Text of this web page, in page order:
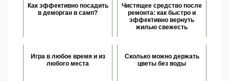
Как эффективно посадить
в деморган в самп?
Чистящее средство после
ремонта: как быстро и
эффективно вернуть
жилью свежесть
Игра в любое время и из
любого места
Сколько можно держать
цветы без воды